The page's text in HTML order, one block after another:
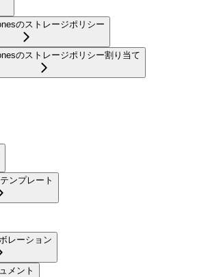
のストレージポリシー
のストレージポリシー割り当て
ンプレート
レーション
メント